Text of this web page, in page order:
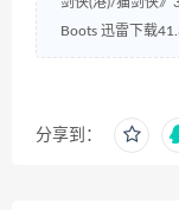
Boots 迅雷下载
分享到：